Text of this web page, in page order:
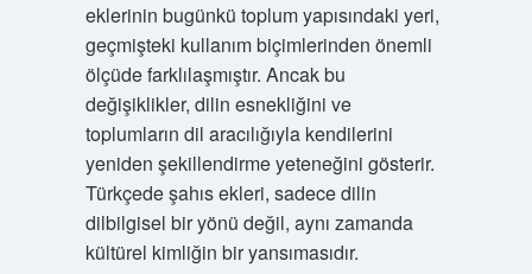
eklerinin bugünkü toplum yapısındaki yeri,
geçmişteki kullanım biçimlerinden önemli
ölçüde farklılaşmıştır. Ancak bu
değişiklikler, dilin esnekliğini ve
toplumların dil aracılığıyla kendilerini
yeniden şekillendirme yeteneğini gösterir.
Türkçede şahıs ekleri, sadece dilin
dilbilgisel bir yönü değil, aynı zamanda
kültürel kimliğin bir yansımasıdır.